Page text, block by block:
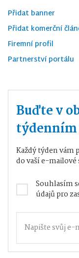
Přidat banner
Přidat komerční
Firemní profil
Partnerství portálu
Buďte v
Každý týden vám
do vaší e-mailové
Souhlasím
údajůpro